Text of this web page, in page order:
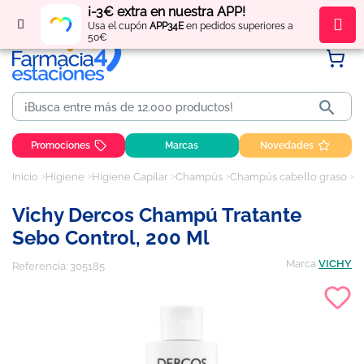
¡-3€ extra en nuestra APP!
Usa el cupón APP34Een pedidos superiores a
50€
Regístratey obténpuntos por tus compras

Promociones Marcas Novedades
Inicio Higiene Higiene Capilar Champús Champús cabello graso
Vichy Dercos Champú Tratante
Sebo Control, 200 Ml
Referencia: 305185 Marca VICHY